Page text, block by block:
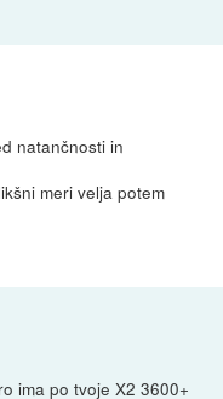
natančnosti in
meri velja potem
ima po tvoje X2 3600+